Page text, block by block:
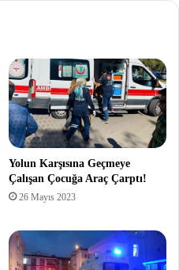
Yolun Karşısına Geçmeye
Çalışan Çocuğa Araç Çarptı!
26 Mayıs 2023